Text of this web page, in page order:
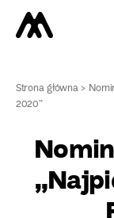
Strona główna>
2020”